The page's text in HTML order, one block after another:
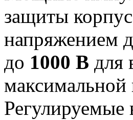
защиты
напряжением
до 1000 В для